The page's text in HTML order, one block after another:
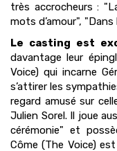
très accrocheurs :
mots d’amour", "Dans
Le casting est
davantage leur
Voice) qui incarne
s’attirer les
regard amusé sur
Julien Sorel. Il joue
cérémonie" et
Côme (The Voice)